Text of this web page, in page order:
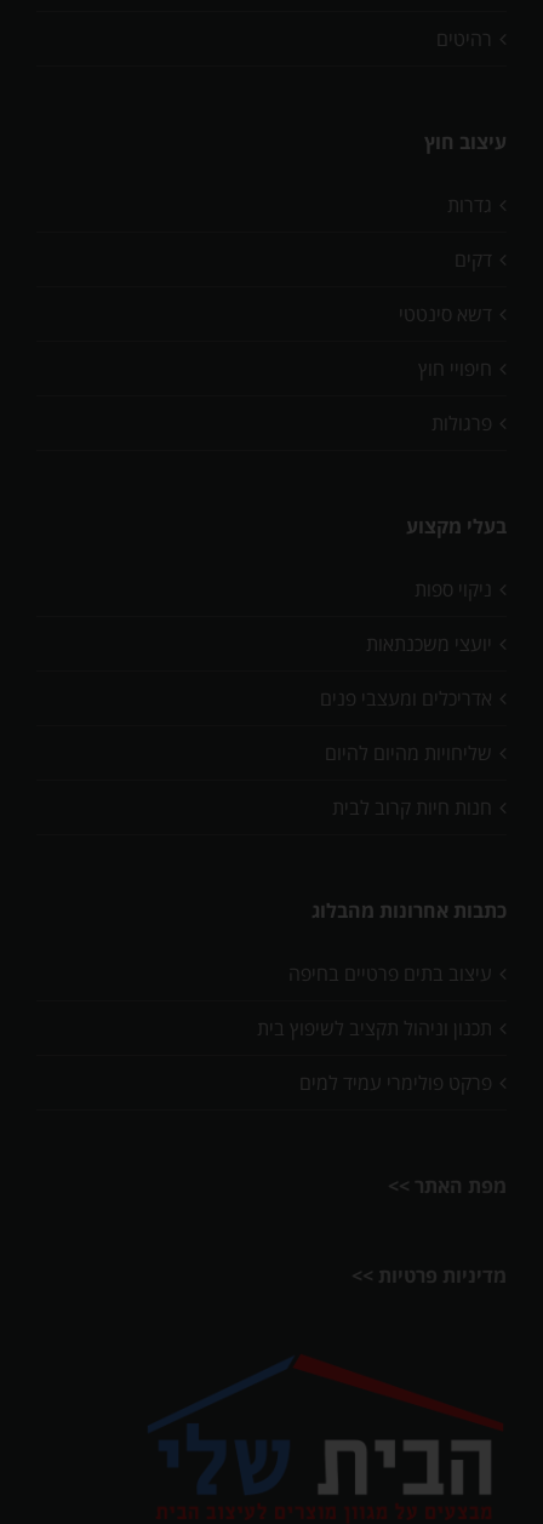
רהיטים
עיצוב חוץ
גדרות
דקים
דשא סינטטי
חיפויי חוץ
פרגולות
בעלי מקצוע
ניקוי ספות
יועצי משכנתאות
אדריכלים ומעצבי פנים
שליחויות מהיום להיום
חנות חיות קרוב לבית
כתבות אחרונות מהבלוג
עיצוב בתים פרטיים בחיפה
תכנון וניהול תקציב לשיפוץ בית
פרקט פולימרי עמיד למים
מפת האתר >>
מדיניות פרטיות >>